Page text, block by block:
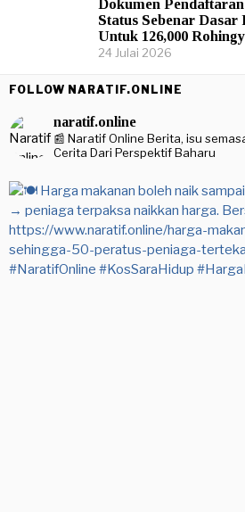
Dokumen
Status Sebenar
Untuk 126,000
24 Julai 2026
FOLLOW NARATIF.ONLINE
naratif.online
📰 Naratif Online Berita, isu
Cerita Dari Perspektif Baharu